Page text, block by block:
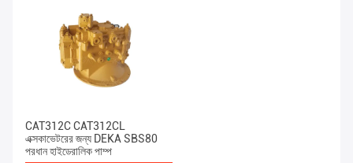
CAT312C CAT312CL
এক্সকাভেটরের জন্য DEKA SBS80
প্রধান হাইড্রোলিক পাম্প